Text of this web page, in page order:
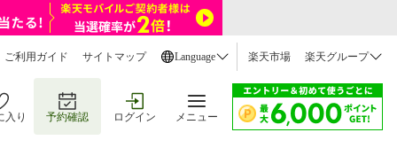
ご利用ガイド サイトマップ Language 楽天市場 楽天グループ
入り 予約確認 ログイン メニュー